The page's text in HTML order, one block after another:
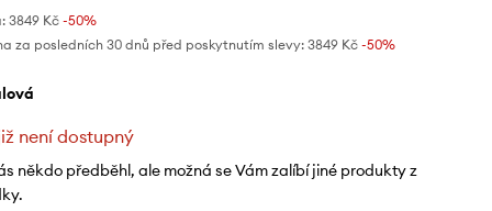
3849 Kč-50%
za posledních 30 dnů před poskytnutím slevy: 3849 Kč -50%
není dostupný
někdo předběhl, ale možná se Vám zalíbí jiné produkty z